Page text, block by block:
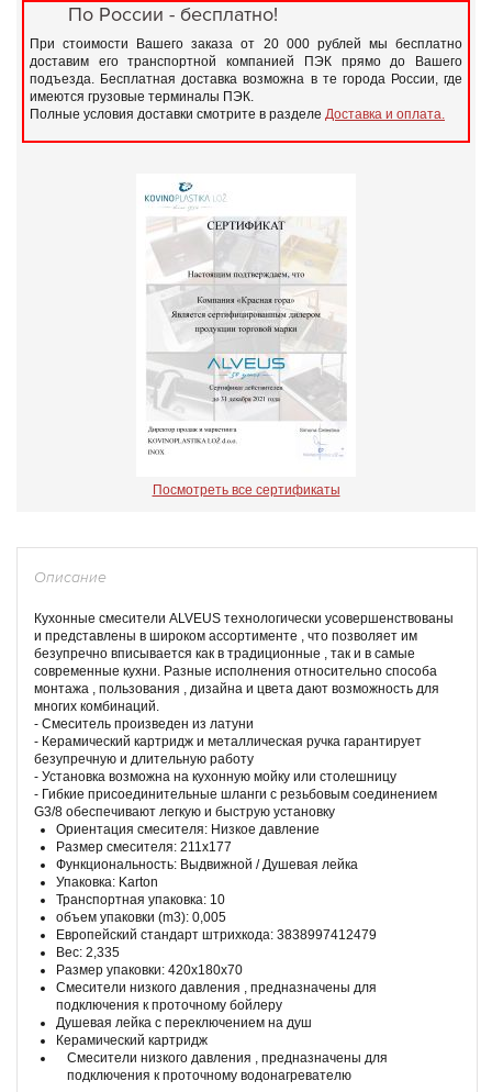
По России - бесплатно!
При стоимости Вашего заказа от 20 000 рублей мы бесплатно
доставим его транспортной компанией ПЭК прямо до Вашего
подъезда. Бесплатная доставка возможна в те города России, где
имеются грузовые терминалы ПЭК.
Полные условия доставки смотрите в разделе Доставка и оплата.
Посмотреть все сертификаты
Описание
Кухонные смесители ALVEUS технологически усовершенствованы
и представлены в широком ассортименте , что позволяет им
безупречно вписывается как в традиционные , так и в самые
современные кухни. Разные исполнения относительно способа
монтажа , пользования , дизайна и цвета дают возможность для
многих комбинаций.
- Смеситель произведен из латуни
- Керамический картридж и металлическая ручка гарантирует
безупречную и длительную работу
- Установка возможна на кухонную мойку или столешницу
- Гибкие присоединительные шланги с резьбовым соединением
G3/8 обеспечивают легкую и быструю установку
Ориентация смесителя: Низкое давление
Размер смесителя: 211x177
Функциональность: Выдвижной / Душевая лейка
Упаковка: Karton
Транспортная упаковка: 10
объем упаковки (m3): 0,005
Европейский стандарт штрихкода: 3838997412479
Вес: 2,335
Размер упаковки: 420x180x70
Смесители низкого давления , предназначены для
подключения к проточному бойлеру
Душевая лейка с переключением на душ
Керамический картридж
Смесители низкого давления , предназначены для
подключения к проточному водонагревателю